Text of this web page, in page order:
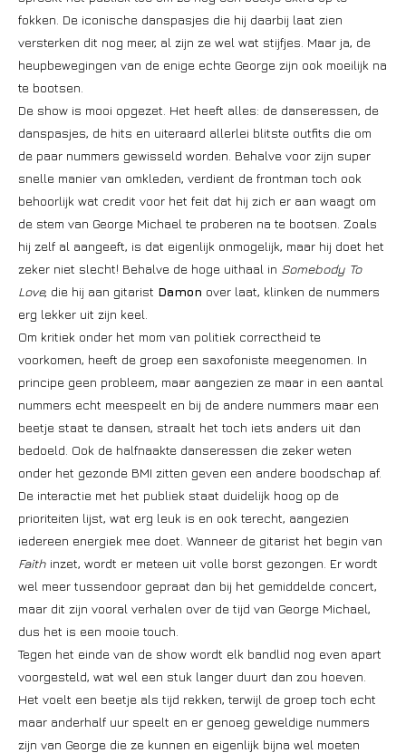
fokken. De iconische danspasjes die hij daarbij laat zien
versterken dit nog meer, al zijn ze wel wat stijfjes. Maar ja, de
heupbewegingen van de enige echte George zijn ook moeilijk na
te bootsen.
De show is mooi opgezet. Het heeft alles: de danseressen, de
danspasjes, de hits en uiteraard allerlei blitste outfits die om
de paar nummers gewisseld worden. Behalve voor zijn super
snelle manier van omkleden, verdient de frontman toch ook
behoorlijk wat credit voor het feit dat hij zich er aan waagt om
de stem van George Michael te proberen na te bootsen. Zoals
hij zelf al aangeeft, is dat eigenlijk onmogelijk, maar hij doet het
zeker niet slecht! Behalve de hoge uithaal in Somebody To
Love, die hij aan gitarist Damon over laat, klinken de nummers
erg lekker uit zijn keel.
Om kritiek onder het mom van politiek correctheid te
voorkomen, heeft de groep een saxofoniste meegenomen. In
principe geen probleem, maar aangezien ze maar in een aantal
nummers echt meespeelt en bij de andere nummers maar een
beetje staat te dansen, straalt het toch iets anders uit dan
bedoeld. Ook de halfnaakte danseressen die zeker weten
onder het gezonde BMI zitten geven een andere boodschap af.
De interactie met het publiek staat duidelijk hoog op de
prioriteiten lijst, wat erg leuk is en ook terecht, aangezien
iedereen energiek mee doet. Wanneer de gitarist het begin van
Faith inzet, wordt er meteen uit volle borst gezongen. Er wordt
wel meer tussendoor gepraat dan bij het gemiddelde concert,
maar dit zijn vooral verhalen over de tijd van George Michael,
dus het is een mooie touch.
Tegen het einde van de show wordt elk bandlid nog even apart
voorgesteld, wat wel een stuk langer duurt dan zou hoeven.
Het voelt een beetje als tijd rekken, terwijl de groep toch echt
maar anderhalf uur speelt en er genoeg geweldige nummers
zijn van George die ze kunnen en eigenlijk bijna wel moeten